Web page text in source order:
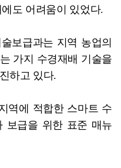
도 어려움이 있었다.
보급과는 지역 농업의
가지 수경재배 기술을
하고 있다.
역에 적합한 스마트 수
보급을 위한 표준 매뉴